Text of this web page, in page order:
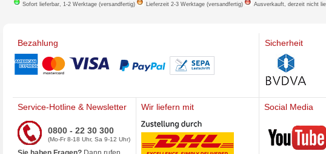
Sofort lieferbar, 1-2 Werktage (versandfertig)
Lieferzeit 2-3 Werktage (versandfertig) Ausverkauft, derzeit nicht
Bezahlung Sicherheit
Service-Hotline & Newsletter
0800 - 22 30 300
(Mo-Fr 8-18 Uhr, Sa 9-12 Uhr)
Wir liefern mit Social Media